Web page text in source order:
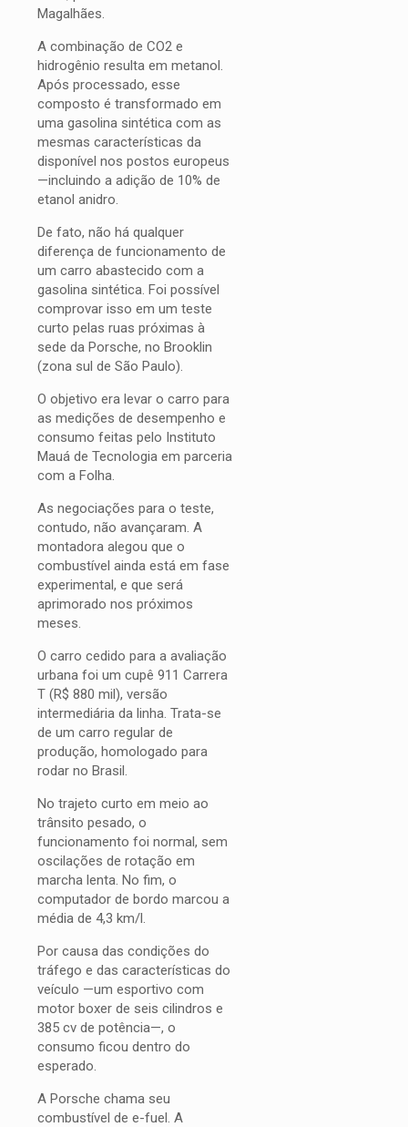
Magalhães.
A combinação de CO2 e
hidrogênio resulta em metanol.
Após processado, esse
composto é transformado em
uma gasolina sintética com as
mesmas características da
disponível nos postos europeus
—incluindo a adição de 10% de
etanol anidro.
De fato, não há qualquer
diferença de funcionamento de
um carro abastecido com a
gasolina sintética. Foi possível
comprovar isso em um teste
curto pelas ruas próximas à
sede da Porsche, no Brooklin
(zona sul de São Paulo).
O objetivo era levar o carro para
as medições de desempenho e
consumo feitas pelo Instituto
Mauá de Tecnologia em parceria
com a Folha.
As negociações para o teste,
contudo, não avançaram. A
montadora alegou que o
combustível ainda está em fase
experimental, e que será
aprimorado nos próximos
meses.
O carro cedido para a avaliação
urbana foi um cupê 911 Carrera
T (R$ 880 mil), versão
intermediária da linha. Trata-se
de um carro regular de
produção, homologado para
rodar no Brasil.
No trajeto curto em meio ao
trânsito pesado, o
funcionamento foi normal, sem
oscilações de rotação em
marcha lenta. No fim, o
computador de bordo marcou a
média de 4,3 km/l.
Por causa das condições do
tráfego e das características do
veículo —um esportivo com
motor boxer de seis cilindros e
385 cv de potência—, o
consumo ficou dentro do
esperado.
A Porsche chama seu
combustível de e-fuel. A